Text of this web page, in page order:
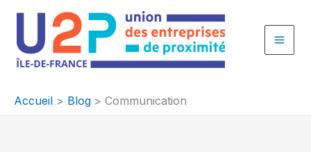
contenu
Accueil Blog Communication